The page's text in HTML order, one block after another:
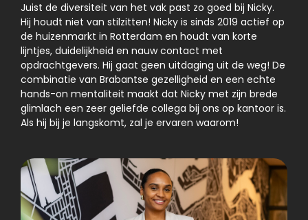
Juist de diversiteit van het vak past zo goed bij Nicky.
Hij houdt niet van stilzitten! Nicky is sinds 2019 actief op
de huizenmarkt in Rotterdam en houdt van korte
lijntjes, duidelijkheid en nauw contact met
opdrachtgevers. Hij gaat geen uitdaging uit de weg! De
combinatie van Brabantse gezelligheid en een echte
hands-on mentaliteit maakt dat Nicky met zijn brede
glimlach een zeer geliefde collega bij ons op kantoor is.
Als hij bij je langskomt, zal je ervaren waarom!